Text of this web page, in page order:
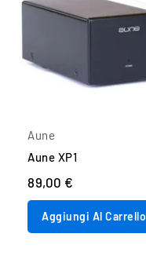
Aune
Aune XP1
89,00 €
Aggiungi Al Carrello